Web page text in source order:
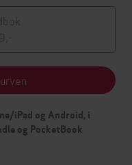
iPad og Android, i
og PocketBook